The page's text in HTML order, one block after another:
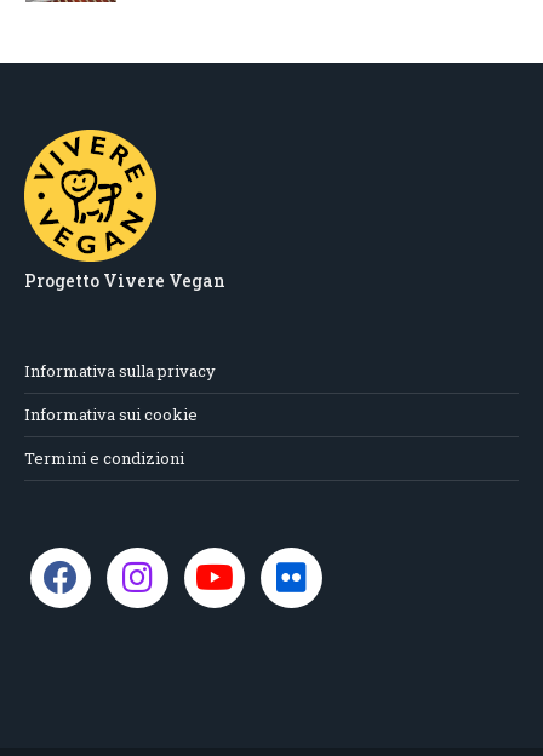
Progetto Vivere Vegan
Informativa sulla privacy
Informativa sui cookie
Termini e condizioni